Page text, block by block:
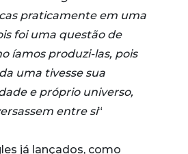
praticamente em uma
foi uma questão de
íamos produzi-las, pois
uma tivesse sua
e próprio universo,
entre si“
já lançados, como